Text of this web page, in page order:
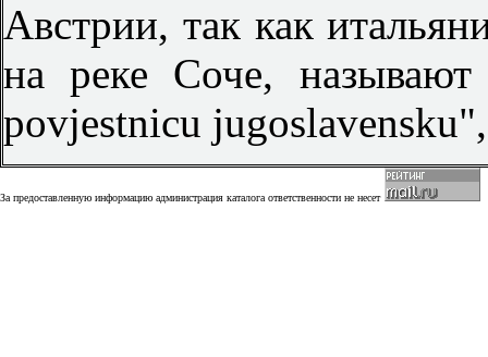
Австрии, так как
на реке Соче,
povjestnicu
За предоставленную информацию администрация каталога ответственности не несет